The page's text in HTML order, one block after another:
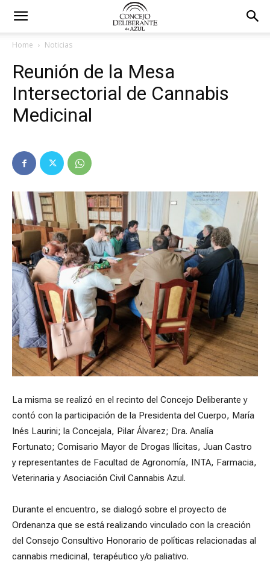
Home Noticias
Reunión de la Mesa
Intersectorial de Cannabis
Medicinal
La misma se realizó en el recinto del Concejo Deliberante y
contó con la participación de la Presidenta del Cuerpo, María
Inés Laurini; la Concejala, Pilar Álvarez; Dra. Analía
Fortunato; Comisario Mayor de Drogas Ilícitas, Juan Castro
y representantes de Facultad de Agronomía, INTA, Farmacia,
Veterinaria y Asociación Civil Cannabis Azul.
Durante el encuentro, se dialogó sobre el proyecto de
Ordenanza que se está realizando vinculado con la creación
del Consejo Consultivo Honorario de políticas relacionadas al
cannabis medicinal, terapéutico y/o paliativo.